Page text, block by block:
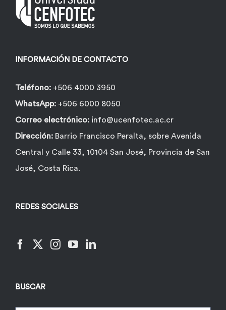
pueden
elegir
la
de
producto
INFORMACIÓN DE CONTACTO
Teléfono: +506 4000 3950
WhatsApp: +506 6000 8050
Correo electrónico: info@ucenfotec.ac.cr
Dirección: Barrio Francisco Peralta, sobre Avenida
Central y Calle 33, 10104 San José, Provincia de San
José, Costa Rica.
REDES SOCIALES
BUSCAR